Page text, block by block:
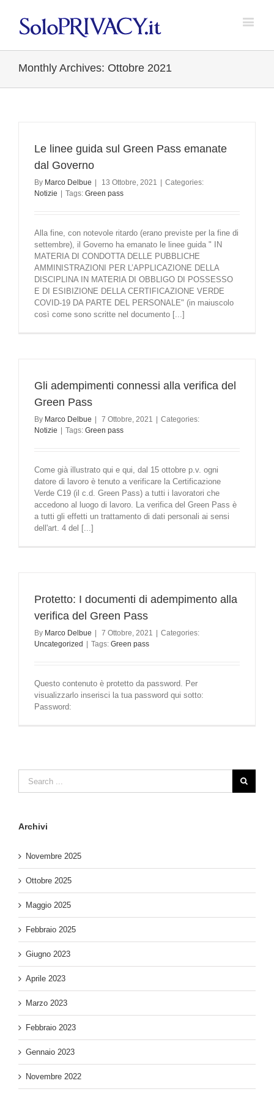
Monthly Archives: Ottobre 2021
Le linee guida sul Green Pass emanate
dal Governo
By Marco Delbue 13 Ottobre, 2021
Categories:
Notizie
Tags: Green pass
Alla fine, con notevole ritardo (erano previste per la fine di
settembre), il Governo ha emanato le linee guida " IN
MATERIA DI CONDOTTA DELLE PUBBLICHE
AMMINISTRAZIONI PER L’APPLICAZIONE DELLA
DISCIPLINA IN MATERIA DI OBBLIGO DI POSSESSO
E DI ESIBIZIONE DELLA CERTIFICAZIONE VERDE
COVID-19 DA PARTE DEL PERSONALE" (in maiuscolo
così come sono scritte nel documento [...]
Gli adempimenti connessi alla verifica del
Green Pass
By Marco Delbue 7 Ottobre, 2021
Categories:
Notizie
Tags: Green pass
Come già illustrato qui e qui, dal 15 ottobre p.v. ogni
datore di lavoro è tenuto a verificare la Certificazione
Verde C19 (il c.d. Green Pass) a tutti i lavoratori che
accedono al luogo di lavoro. La verifica del Green Pass è
a tutti gli effetti un trattamento di dati personali ai sensi
dell'art. 4 del [...]
Protetto: I documenti di adempimento alla
verifica del Green Pass
By Marco Delbue 7 Ottobre, 2021
Categories:
Uncategorized
Tags: Green pass
Questo contenuto è protetto da password. Per
visualizzarlo inserisci la tua password qui sotto:
Password:
Archivi
Novembre 2025
Ottobre 2025
Maggio 2025
Febbraio 2025
Giugno 2023
Aprile 2023
Marzo 2023
Febbraio 2023
Gennaio 2023
Novembre 2022